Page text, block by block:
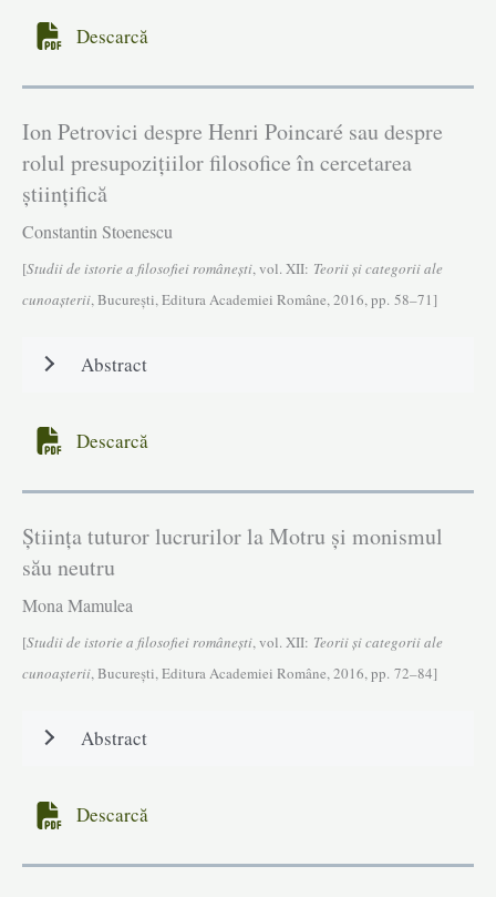
Descarcă
Ion Petrovici despre Henri Poincaré sau despre
rolul presupoziţiilor filosofice în cercetarea
ştiinţifică
Constantin Stoenescu
[Studii de istorie a filosofiei româneşti, vol. XII: Teorii și categorii ale
cunoașterii, Bucureşti, Editura Academiei Române, 2016, pp. 58–71]
Abstract
Descarcă
Știința tuturor lucrurilor la Motru și monismul
său neutru
Mona Mamulea
[Studii de istorie a filosofiei româneşti, vol. XII: Teorii și categorii ale
cunoașterii, Bucureşti, Editura Academiei Române, 2016, pp. 72–84]
Abstract
Descarcă